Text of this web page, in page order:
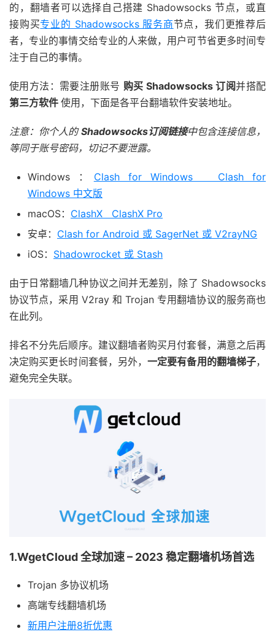
的，翻墙者可以选择自己搭建 Shadowsocks 节点，或直
接购买专业的 Shadowsocks 服务商节点，我们更推荐后
者，专业的事情交给专业的人来做，用户可节省更多时间专
注于自己的事情。
使用方法：需要注册账号 购买 Shadowsocks 订阅并搭配
第三方软件 使用，下面是各平台翻墙软件安装地址。
注意：你个人的Shadowsocks订阅链接中包含连接信息，
等同于账号密码，切记不要泄露。
Windows ： Clash for Windows Clash for
Windows 中文版
macOS： ClashX ClashX Pro
安卓： Clash for Android 或 SagerNet 或 V2rayNG
iOS： Shadowrocket 或 Stash
由于日常翻墙几种协议之间并无差别，除了 Shadowsocks
协议节点，采用 V2ray 和 Trojan 专用翻墙协议的服务商也
在此列。
排名不分先后顺序。建议翻墙者购买月付套餐，满意之后再
决定购买更长时间套餐，另外，一定要有备用的翻墙梯子，
避免完全失联。
1.WgetCloud 全球加速 – 2023 稳定翻墙机场首选
Trojan 多协议机场
高端专线翻墙机场
新用户注册8折优惠